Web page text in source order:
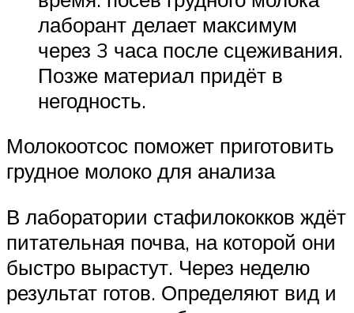
лаборант делает максимум
через 3 часа после сцеживания.
Позже материал придёт в
негодность.
Молокоотсос поможет приготовить
грудное молоко для анализа
В лаборатории стафилококков ждёт
питательная почва, на которой они
быстро вырастут. Через неделю
результат готов. Определяют вид и